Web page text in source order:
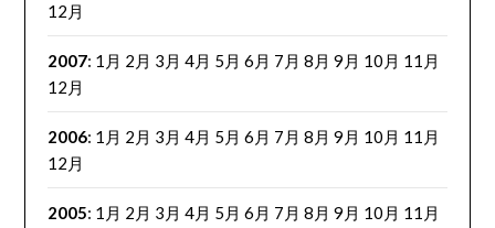
12月
2007: 1月 2月 3月 4月 5月 6月 7月 8月 9月 10月 11月
12月
2006: 1月 2月 3月 4月 5月 6月 7月 8月 9月 10月 11月
12月
2005: 1月 2月 3月 4月 5月 6月 7月 8月 9月 10月 11月